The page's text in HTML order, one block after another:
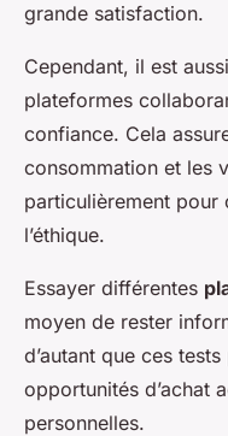
grande satisfaction.
Cependant, il est
plateformes
confiance. Cela
consommation et les
particulièrement pour
l’éthique.
Essayer différentes
moyen de rester
d’autant que ces
opportunités d’achat
personnelles.